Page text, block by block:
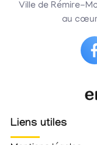
Ville de Rémire-
au cœur
Liens utiles